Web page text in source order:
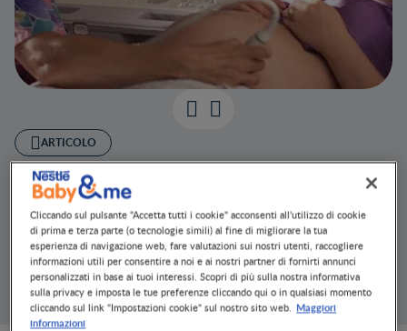
ARTICOLO
Ventinovesima
settimana
SET 2, 2022 2 MINS
Occhi, naso, bocca, ditini…sei semplicemente perfetto.
Scopri di più sullaventinovesima settimana di gravidanza
Cliccando sul pulsante "Accetta tutti i cookie" acconsenti all'utilizzo di cookie
di prima e terza parte (o tecnologie simili) al fine di migliorare la tua
esperienza di navigazione web, fare valutazioni sui nostri utenti, raccogliere
informazioni utili per consentire a noi e ai nostri partner di fornirti annunci
personalizzati in base ai tuoi interessi. Scopri di più sulla nostra informativa
sulla privacy e imposta le tue preferenze cliccando qui o in qualsiasi momento
cliccando sul link "Impostazioni cookie" sul nostro sito web. Maggiori
informazioni